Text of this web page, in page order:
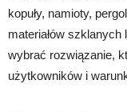
kopuły, namioty,
materiałów
wybrać rozwiązanie,
użytkowników i